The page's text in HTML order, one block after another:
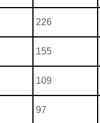
226
155
109
97